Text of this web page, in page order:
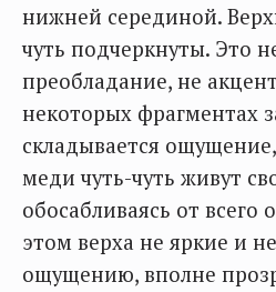
нижней серединой.
чуть подчеркнуты. Это
преобладание, не
некоторых фрагментах
складывается
меди чуть-чуть живут
обосабливаясь от всего
этом верха не яркие и
ощущению, вполне